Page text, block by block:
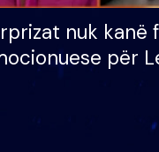
nuk kanë
për
dhe fëmijët e